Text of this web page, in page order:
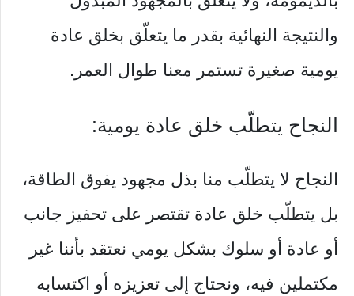
والنتيجة النهائية بقدر ما يتعلّق بخلق عادة
يومية صغيرة تستمر معنا طوال العمر.
النجاح يتطلّب خلق عادة يومية:
النجاح لا يتطلّب منا بذل مجهود يفوق الطاقة،
بل يتطلّب خلق عادة تقتصر على تحفيز جانب
أو عادة أو سلوك بشكل يومي نعتقد بأننا غير
مكتملين فيه، ونحتاج إلى تعزيزه أو اكتسابه